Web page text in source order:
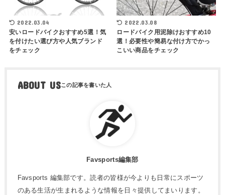
2022.03.04
安いロードバイクおすすめ5選！気
を付けたい選び方や人気ブランド
をチェック
2022.03.08
ロードバイク用泥除けおすすめ10
選！必要性や簡易な付け方でかっ
こいい商品をチェック
ABOUT US
Favsports編集部
Favsports 編集部です。読者の皆様が今よりも日常にスポーツ
のある生活が生まれるような情報を日々提供してまいります。